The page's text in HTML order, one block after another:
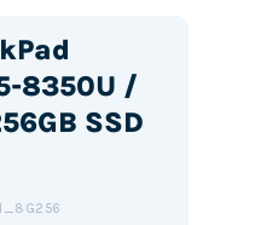
8350U /
SSD